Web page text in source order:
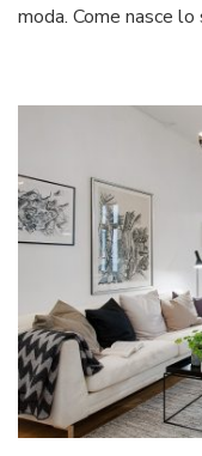
moda. Come nasce